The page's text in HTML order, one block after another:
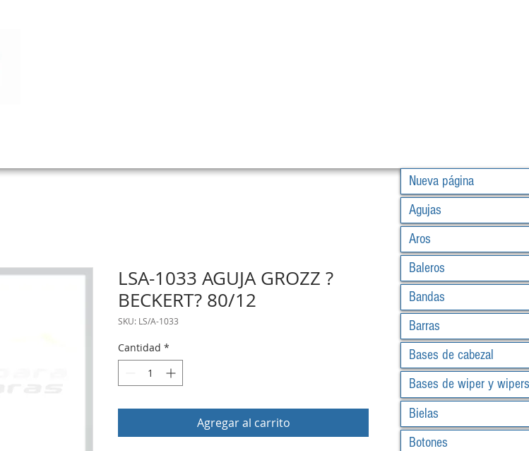
LSA-1033 AGUJA GROZZ ?
BECKERT? 80/12
SKU: LS/A-1033
Cantidad *
Agregar al carrito
Nueva página
Agujas
Aros
Baleros
Bandas
Barras
Bases de cabezal
Bases de wiper y wipers
Bielas
Botones